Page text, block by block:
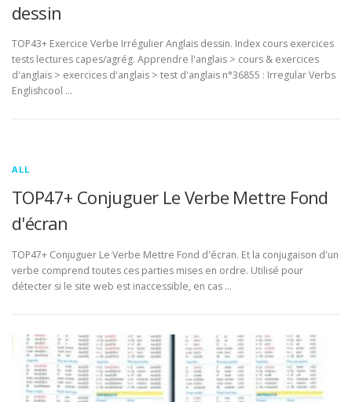
dessin
TOP43+ Exercice Verbe Irrégulier Anglais dessin. Index cours exercices
tests lectures capes/agrég. Apprendre l'anglais > cours & exercices
d'anglais > exercices d'anglais > test d'anglais n°36855 : Irregular Verbs
Englishcool …
ALL
TOP47+ Conjuguer Le Verbe Mettre Fond
d'écran
TOP47+ Conjuguer Le Verbe Mettre Fond d'écran. Et la conjugaison d'un
verbe comprend toutes ces parties mises en ordre. Utilisé pour
détecter si le site web est inaccessible, en cas …